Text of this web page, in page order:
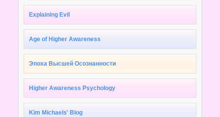
Explaining Evil
Age of Higher Awareness
Эпоха Высшей Осознанности
Higher Awareness Psychology
Kim Michaels' Blog